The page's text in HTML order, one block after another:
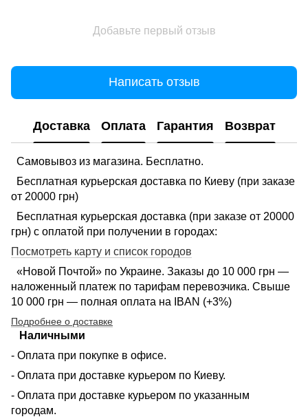
Добавьте первый отзыв
Написать отзыв
Доставка Оплата Гарантия Возврат
Самовывоз из магазина. Бесплатно.
Бесплатная курьерская доставка по Киеву (при заказе
от 20000 грн)
Бесплатная курьерская доставка (при заказе от 20000
грн) с оплатой при получении в городах:
Посмотреть карту и список городов
«Новой Почтой» по Украине. Заказы до 10 000 грн —
наложенный платеж по тарифам перевозчика. Свыше
10 000 грн — полная оплата на IBAN (+3%)
Подробнее о доставке
Наличными
- Оплата при покупке в офисе.
- Оплата при доставке курьером по Киеву.
- Оплата при доставке курьером по указанным
городам.